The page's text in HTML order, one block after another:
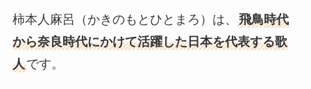
柿本人麻呂（かきのもとひとまろ）は、 飛鳥時代
から奈良時代にかけて活躍した日本を代表する歌
人です。